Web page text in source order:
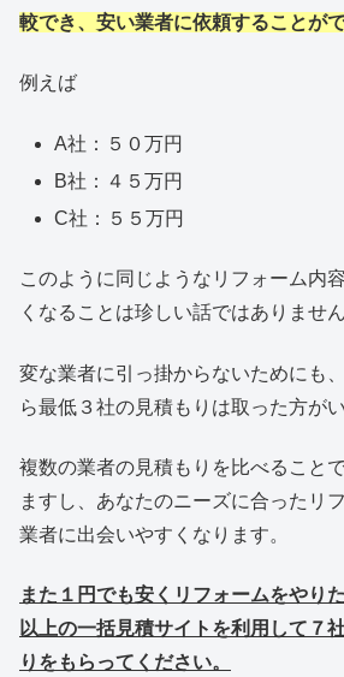
較でき、安い業者に依頼することがで
例えば
A社：５０万円
B社：４５万円
C社：５５万円
このように同じようなリフォーム内
くなることは珍しい話ではありません
変な業者に引っ掛からないためにも
ら最低３社の見積もりは取った方がい
複数の業者の見積もりを比べること
ますし、あなたのニーズに合ったリ
業者に出会いやすくなります。
また１円でも安くリフォームをやり
以上の一括見積サイトを利用して７
りをもらってください。